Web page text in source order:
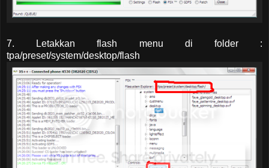
7. Letakkan flash menu di folder :
tpa/preset/system/desktop/flash